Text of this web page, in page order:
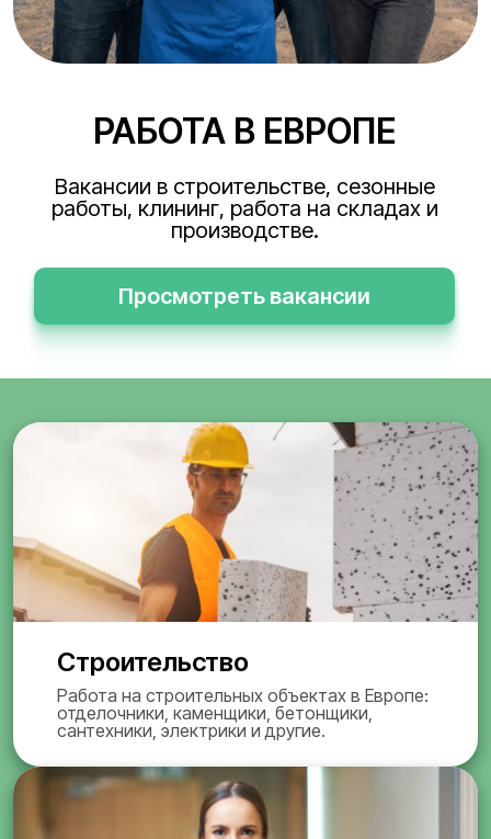
РАБОТА В ЕВРОПЕ
Вакансии в строительстве, сезонные
работы, клининг, работа на складах и
производстве.
Просмотреть вакансии
Строительство
Работа на строительных объектах в Европе:
отделочники, каменщики, бетонщики,
сантехники, электрики и другие.